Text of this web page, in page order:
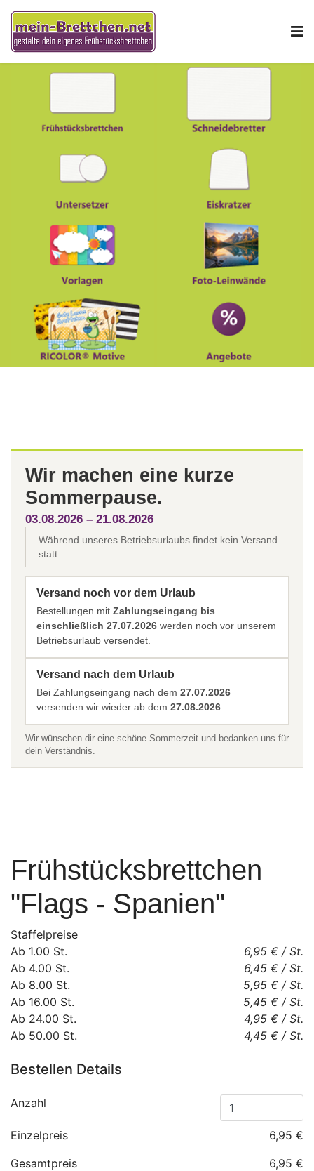
Wir machen eine kurze
Sommerpause.
03.08.2026 – 21.08.2026
Während unseres Betriebsurlaubs findet kein Versand
statt.
Versand noch vor dem Urlaub
Bestellungen mit Zahlungseingang bis
einschließlich 27.07.2026 werden noch vor unserem
Betriebsurlaub versendet.
Versand nach dem Urlaub
Bei Zahlungseingang nach dem 27.07.2026
versenden wir wieder ab dem 27.08.2026
Wir wünschen dir eine schöne Sommerzeit und bedanken uns für
dein Verständnis.
Frühstücksbrettchen
"Flags - Spanien"
Staffelpreise
Ab 1.00 St. 6,95 € / St.
Ab 4.00 St. 6,45 € / St.
Ab 8.00 St. 5,95 € / St.
Ab 16.00 St. 5,45 € / St.
Ab 24.00 St. 4,95 € / St.
Ab 50.00 St. 4,45 € / St.
Bestellen Details
Anzahl
Einzelpreis
6,95 €
Gesamtpreis
6,95 €